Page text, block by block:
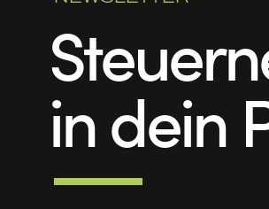
in dein